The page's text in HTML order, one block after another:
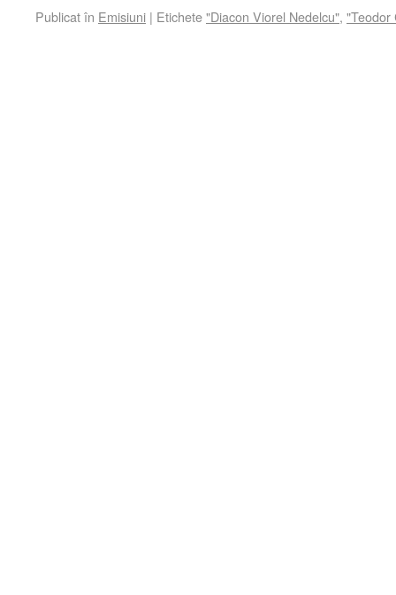
Publicat în Emisiuni | Etichete"Diacon Viorel Nedelcu", "Teodor